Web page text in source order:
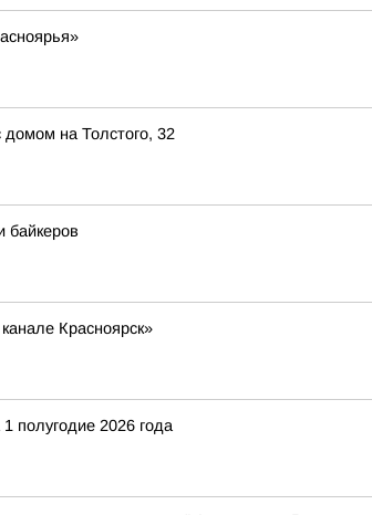
на Толстого, 32
байкеров
Красноярск»
полугодие 2026 года